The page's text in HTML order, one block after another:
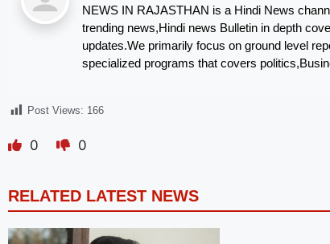
NEWS IN RAJASTHAN is a Hindi News
trending news,Hindi news Bulletin in depth
updates.We primarily focus on ground level
specialized programs that covers
Post Views: 166
0 0
RELATED LATEST NEWS